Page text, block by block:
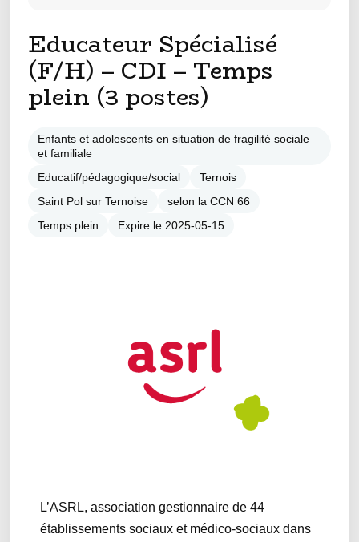
Educateur Spécialisé
(F/H) – CDI – Temps
plein (3 postes)
Enfants et adolescents en situation de fragilité sociale
et familiale
Educatif/pédagogique/social
Ternois
Saint Pol sur Ternoise
selon la CCN 66
Temps plein
Expire le 2025-05-15
L’ASRL, association gestionnaire de 44
établissements sociaux et médico-sociaux dans